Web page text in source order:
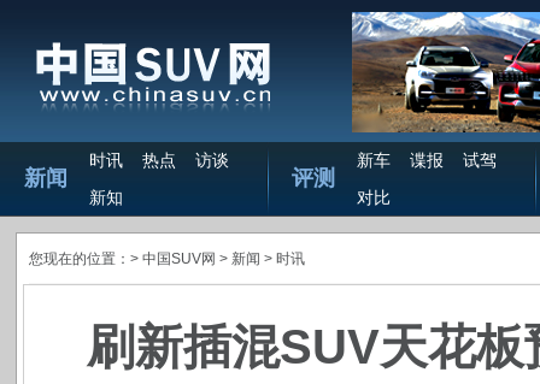
新闻
时讯 热点
访谈
新知
评测
新车 谍报
试驾
对比
您现在的位置：> 中国SUV网 > 新闻 > 时讯
刷新插混SUV天花